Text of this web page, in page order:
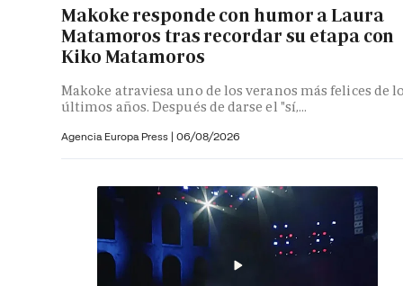
Makoke responde con humor a Laura
Matamoros tras recordar su etapa con
Kiko Matamoros
Makoke atraviesa uno de los veranos más felices de
últimos años. Después de darse el "sí,...
Agencia Europa Press | 06/08/2026